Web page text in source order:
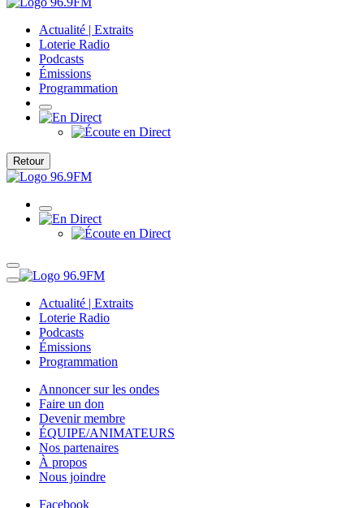
Actualité | Extraits
Loterie Radio
Podcasts
Émissions
Programmation
Retour
Actualité | Extraits
Loterie Radio
Podcasts
Émissions
Programmation
Annoncer sur les ondes
Faire un don
Devenir membre
ÉQUIPE/ANIMATEURS
Nos partenaires
À propos
Nous joindre
Facebook